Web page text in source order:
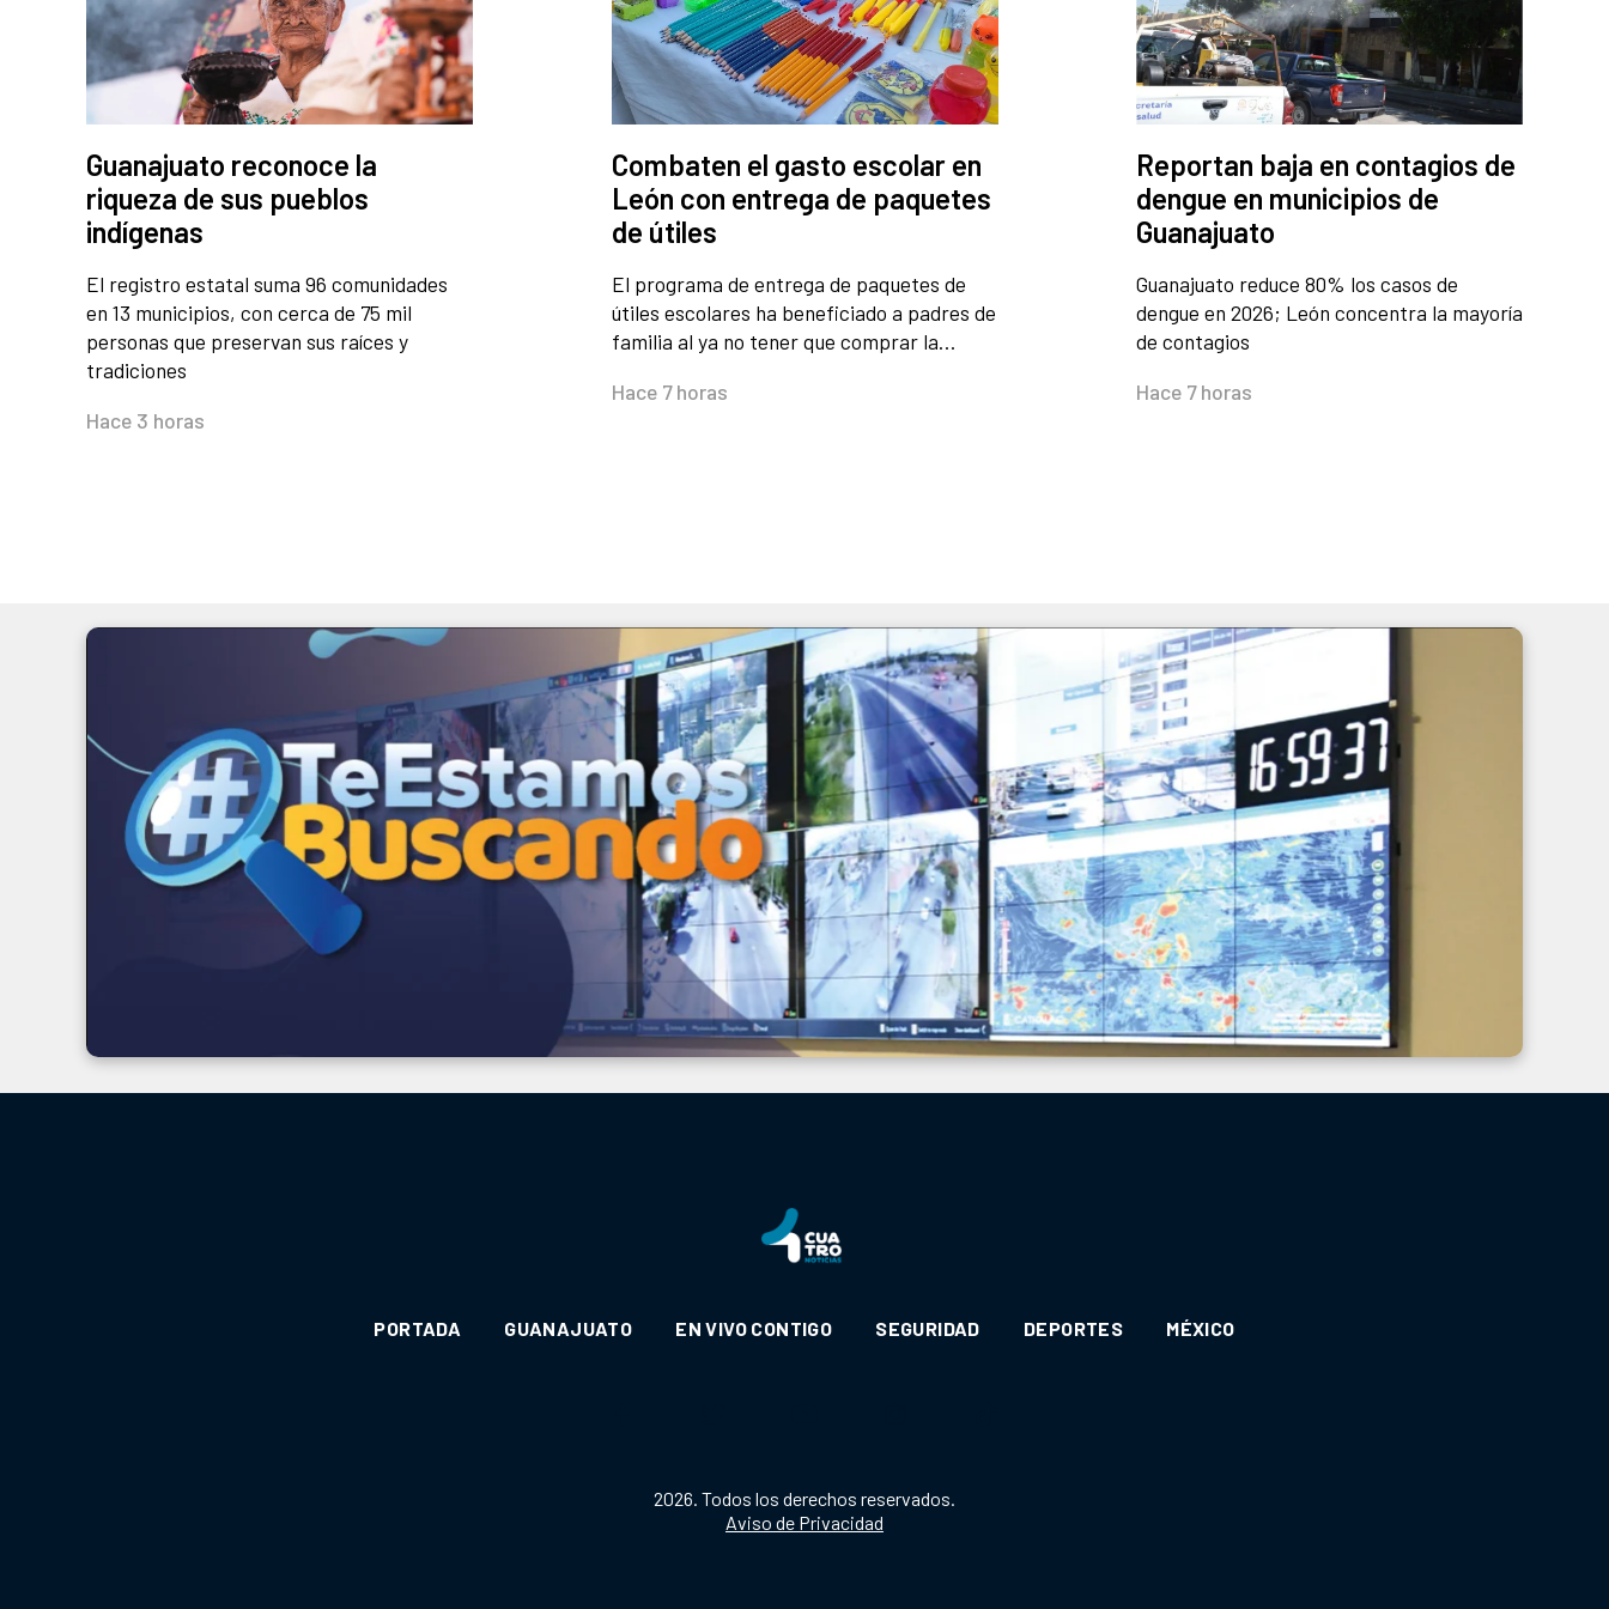
Guanajuato reconoce la
riqueza de sus pueblos
indígenas
El registro estatal suma 96 comunidades
en 13 municipios, con cerca de 75 mil
personas que preservan sus raíces y
tradiciones
Hace 3 horas
Combaten el gasto escolar en
León con entrega de paquetes
de útiles
El programa de entrega de paquetes de
útiles escolares ha beneficiado a padres de
familia al ya no tener que comprar la…
Hace 7 horas
Reportan baja en contagios de
dengue en municipios de
Guanajuato
Guanajuato reduce 80% los casos de
dengue en 2026; León concentra la mayoría
de contagios
Hace 7 horas
PORTADA GUANAJUATO EN VIVO CONTIGO SEGURIDAD DEPORTES MÉXICO
2026. Todos los derechos reservados.
Aviso de Privacidad